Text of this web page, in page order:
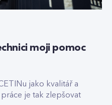
moji pomoc
jako kvalitář a
je tak zlepšovat